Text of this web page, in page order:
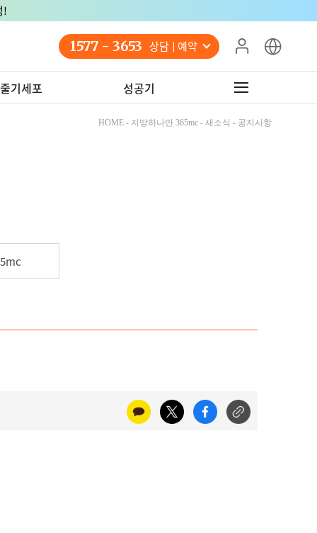
1577 - 3653 상담 예약
기세포 성공기
HOME - 지방하나만 365mc - 새소식 - 공지사항